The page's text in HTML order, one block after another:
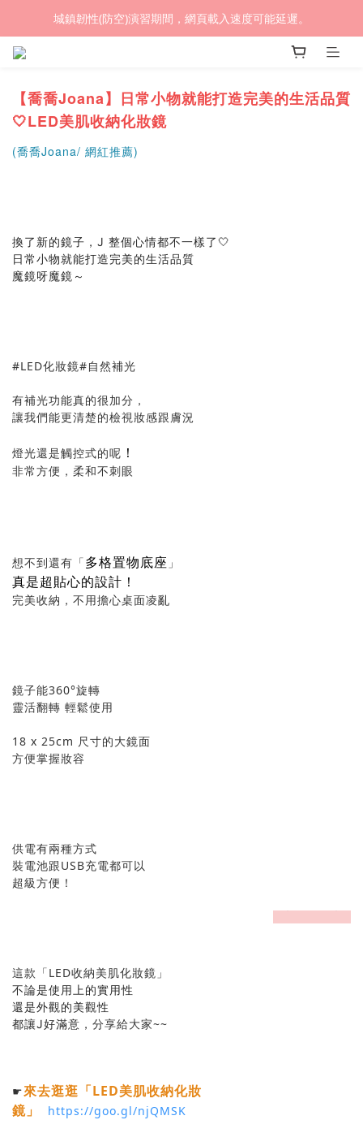
(熱銷加開優惠) 限時滿$4500贈🎁 LED循環涼風桌扇
城鎮韌性(防空)演習期間，網頁載入速度可能延遲。
(熱銷加開優惠) 限時滿$4500贈🎁 LED循環涼風桌扇
【喬喬Joana】日常小物就能打造完美的生活品質
🤍LED美肌收納化妝鏡
(喬喬Joana/ 網紅推薦)
換了新的鏡子，J 整個心情都不一樣了🤍
日常小物就能打造完美的生活品質
魔鏡呀魔鏡～
#LED化妝鏡#自然補光
有補光功能真的很加分，
讓我們能更清楚的檢視妝感跟膚況
燈光還是觸控式的呢 ！
非常方便，柔和不刺眼
想不到還有「多格置物底座 」
真是超貼心的設計！
完美收納，不用擔心桌面凌亂
鏡子能360°旋轉
靈活翻轉 輕鬆使用
18 x 25cm 尺寸的大鏡面
方便掌握妝容
供電有兩種方式
裝電池跟USB充電都可以
超級方便！
這款「LED收納美肌化妝鏡」
不論是使用上的實用性
還是外觀的美觀性
都讓J好滿意， 分享給大家~~
☛來去逛逛「LED美肌收納化妝
鏡」
https://goo.gl/njQMSK